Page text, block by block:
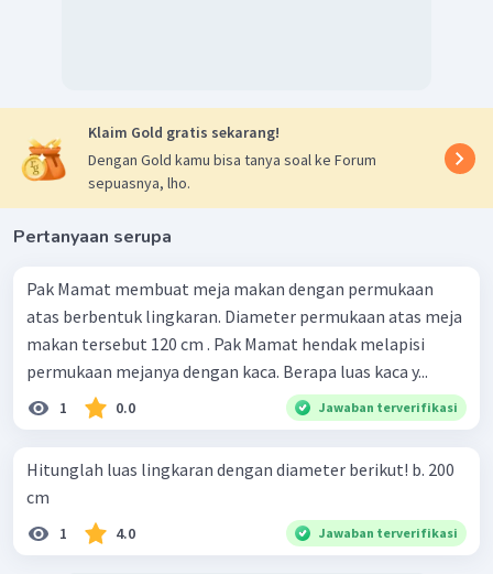
Klaim Gold gratis sekarang!
Dengan Gold kamu bisa tanya soal ke Forum
sepuasnya, lho.
Pertanyaan serupa
Pak Mamat membuat meja makan dengan permukaan
atas berbentuk lingkaran. Diameter permukaan atas meja
makan tersebut 120 cm . Pak Mamat hendak melapisi
permukaan mejanya dengan kaca. Berapa luas kaca y...
1 0.0 Jawaban terverifikasi
Hitunglah luas lingkaran dengan diameter berikut! b. 200
cm
1 4.0 Jawaban terverifikasi